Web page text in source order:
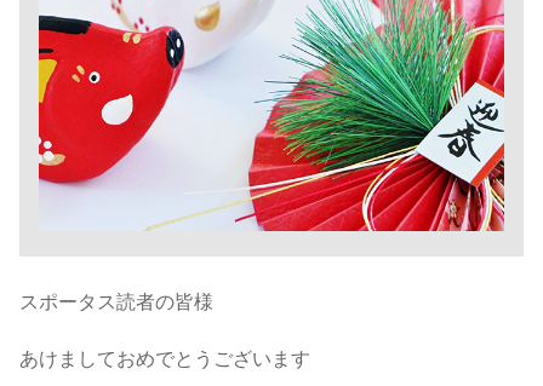
スポータス読者の皆様
あけましておめでとうございます